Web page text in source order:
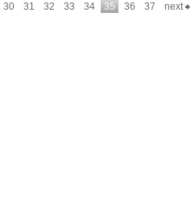
30
31 32 33 34 35 36 37 next